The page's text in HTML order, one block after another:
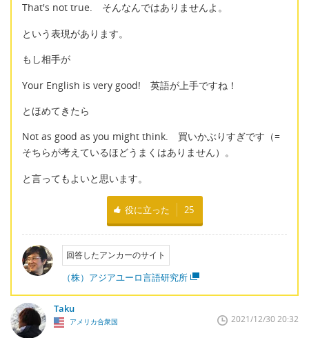
That's not true. そんなんではありませんよ。
という表現があります。
もし相手が
Your English is very good! 英語が上手ですね！
とほめてきたら
Not as good as you might think. 買いかぶりすぎです（=
そちらが考えているほどうまくはありません）。
と言ってもよいと思います。
役に立った 25
回答したアンカーのサイト
（株）アジアユーロ言語研究所
Taku
アメリカ合衆国 2021/12/30 20:32